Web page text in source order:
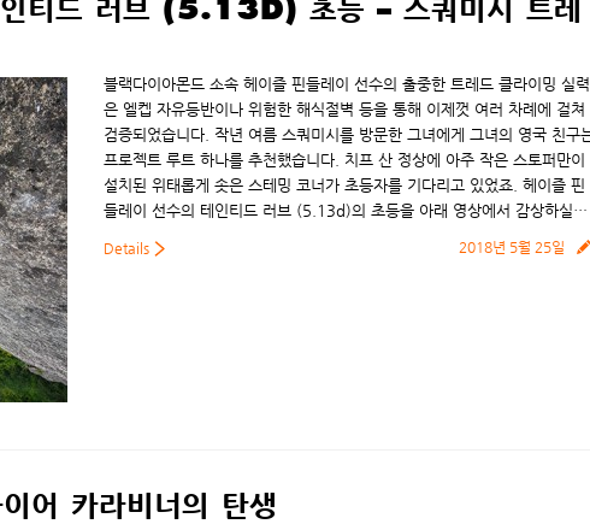
티드 러브 (5.13D) 초등 – 스쿼미시 트레
블랙다이아몬드 소속 헤이즐 핀들레이 선수의 출중한 트레드 클라이밍 실력
은 엘켑 자유등반이나 위험한 해식절벽 등을 통해 이제껏 여러 차례에 걸쳐
검증되었습니다. 작년 여름 스쿼미시를 방문한 그녀에게 그녀의 영국 친구
프로젝트 루트 하나를 추천했습니다. 치프 산 정상에 아주 작은 스토퍼만이
설치된 위태롭게 솟은 스테밍 코너가 초등자를 기다리고 있었죠. 헤이즐 핀
들레이 선수의 테인티드 러브 (5.13d)의 초등을 아래 영상에서 감상하실…
2018년 5월 25일
Details
어 카라비너의 탄생